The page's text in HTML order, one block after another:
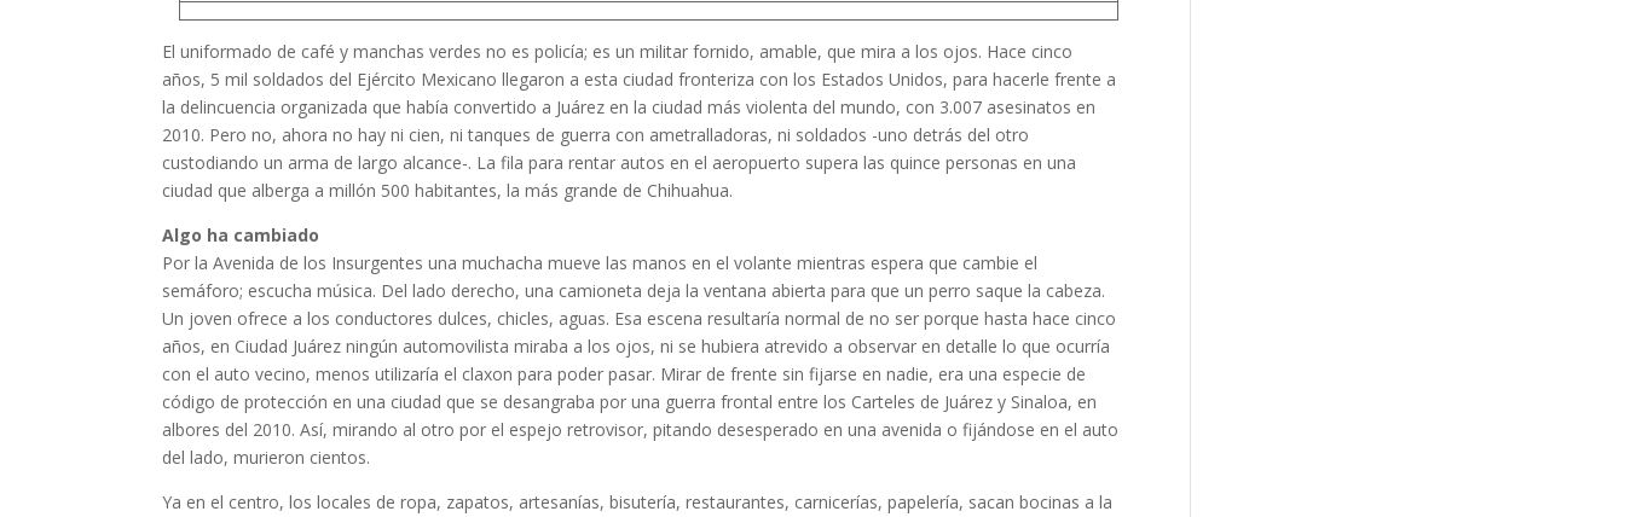
El uniformado de café y manchas verdes no es policía; es un militar fornido, amable, que mira a los ojos. Hace cinco
años, 5 mil soldados del Ejército Mexicano llegaron a esta ciudad fronteriza con los Estados Unidos, para hacerle frente a
la delincuencia organizada que había convertido a Juárez en la ciudad más violenta del mundo, con 3.007 asesinatos en
2010. Pero no, ahora no hay ni cien, ni tanques de guerra con ametralladoras, ni soldados -uno detrás del otro
custodiando un arma de largo alcance-. La fila para rentar autos en el aeropuerto supera las quince personas en una
ciudad que alberga a millón 500 habitantes, la más grande de Chihuahua.
Algo ha cambiado
Por la Avenida de los Insurgentes una muchacha mueve las manos en el volante mientras espera que cambie el
semáforo; escucha música. Del lado derecho, una camioneta deja la ventana abierta para que un perro saque la cabeza.
Un joven ofrece a los conductores dulces, chicles, aguas. Esa escena resultaría normal de no ser porque hasta hace cinco
años, en Ciudad Juárez ningún automovilista miraba a los ojos, ni se hubiera atrevido a observar en detalle lo que ocurría
con el auto vecino, menos utilizaría el claxon para poder pasar. Mirar de frente sin fijarse en nadie, era una especie de
código de protección en una ciudad que se desangraba por una guerra frontal entre los Carteles de Juárez y Sinaloa, en
albores del 2010. Así, mirando al otro por el espejo retrovisor, pitando desesperado en una avenida o fijándose en el auto
del lado, murieron cientos.
Ya en el centro, los locales de ropa, zapatos, artesanías, bisutería, restaurantes, carnicerías, papelería, sacan bocinas a la